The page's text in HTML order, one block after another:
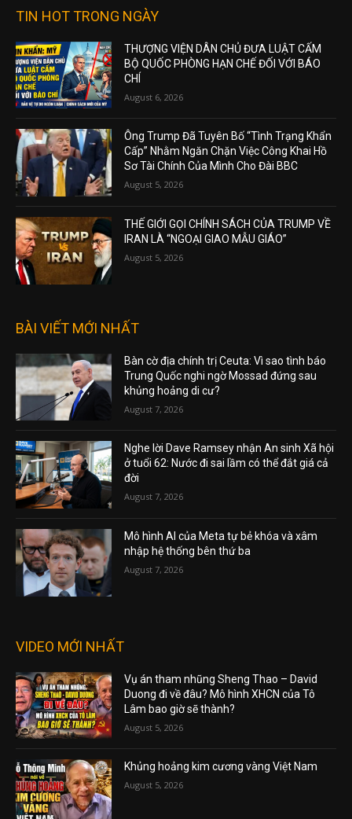
TIN HOT TRONG NGÀY
THƯỢNG VIỆN DÂN CHỦ ĐƯA LUẬT CẤM
BỘ QUỐC PHÒNG HẠN CHẾ ĐỐI VỚI BÁO
CHÍ
August 6, 2026
Ông Trump Đã Tuyên Bố “Tình Trạng Khẩn
Cấp” Nhằm Ngăn Chặn Việc Công Khai Hồ
Sơ Tài Chính Của Mình Cho Đài BBC
August 5, 2026
THẾ GIỚI GỌI CHÍNH SÁCH CỦA TRUMP VỀ
IRAN LÀ “NGOẠI GIAO MẪU GIÁO”
August 5, 2026
BÀI VIẾT MỚI NHẤT
Bàn cờ địa chính trị Ceuta: Vì sao tình báo
Trung Quốc nghi ngờ Mossad đứng sau
khủng hoảng di cư?
August 7, 2026
Nghe lời Dave Ramsey nhận An sinh Xã hội
ở tuổi 62: Nước đi sai lầm có thể đắt giá cả
đời
August 7, 2026
Mô hình AI của Meta tự bẻ khóa và xâm
nhập hệ thống bên thứ ba
August 7, 2026
VIDEO MỚI NHẤT
Vụ án tham nhũng Sheng Thao – David
Duong đi về đâu? Mô hình XHCN của Tô
Lâm bao giờ sẽ thành?
August 5, 2026
Khủng hoảng kim cương vàng Việt Nam
August 5, 2026